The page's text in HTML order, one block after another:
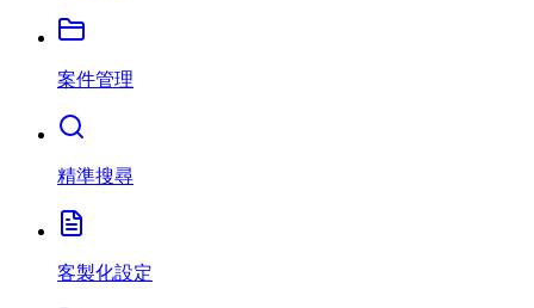
案件管理
精準搜尋
客製化設定